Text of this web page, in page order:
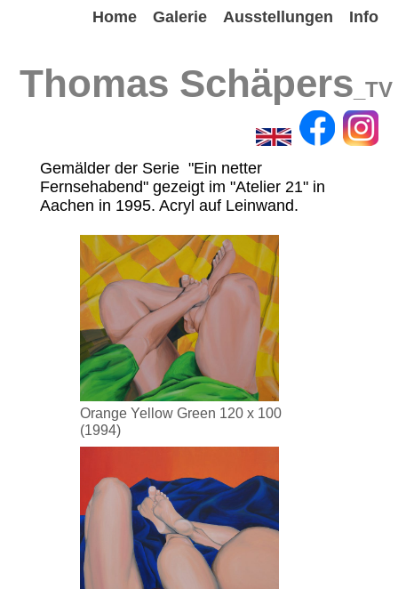
Home Galerie Ausstellungen Info
Thomas Schäpers _TV
Gemälder der Serie "Ein netter
Fernsehabend" gezeigt im "Atelier 21" in
Aachen in 1995. Acryl auf Leinwand.
Orange Yellow Green 120 x 100
(1994)